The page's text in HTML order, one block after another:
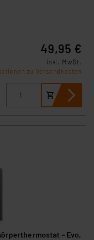
49,95 €
inkl. MwSt.
zu Versandkosten
– Evo,